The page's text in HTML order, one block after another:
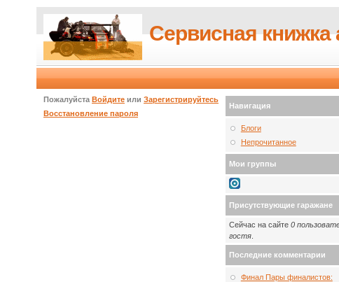
Сервисная книжка
Пожалуйста Войдите или Зарегистрируйтесь
Восстановление пароля
Навигация
Блоги
Непрочитанное
Мои группы
Присутствующие гаражане
Сейчас на сайте 0
гостя
Последние комментарии
Финал Пары финалистов: